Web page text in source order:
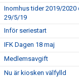
Inomhus tider 2019/
29/5/19
Inför seriestart
IFK Dagen 18 maj
Medlemsavgift
Nu är kiosken välfylld